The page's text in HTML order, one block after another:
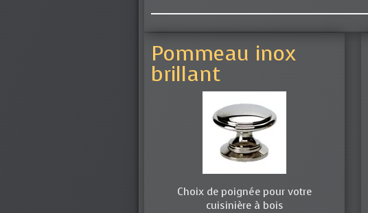
Pommeau inox
brillant
Choix de poignée pour votre
cuisinière à bois